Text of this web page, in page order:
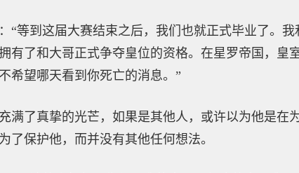
“等到这届大赛结束之后，我们也就正式毕业了。
有了和大哥正式争夺皇位的资格。在星罗帝国，皇
希望哪天看到你死亡的消息。”
满了真挚的光芒，如果是其他人，或许以为他是在
了保护他，而并没有其他任何想法。